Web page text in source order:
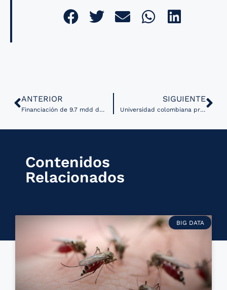
ANTERIOR
Financiación de 9.7 mdd del NIH brinda acceso a plataforma de All of Us a 26 proyectos de investigación médica
SIGUIENTE
Universidad colombiana presenta su maestría en telesalud
Contenidos
Relacionados
BIG DATA